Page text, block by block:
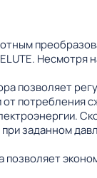
Несмотря
позволяет
потребления
заданном